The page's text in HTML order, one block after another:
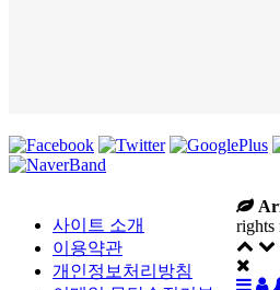
사이트 소개
이용약관
개인정보처리방침
rights